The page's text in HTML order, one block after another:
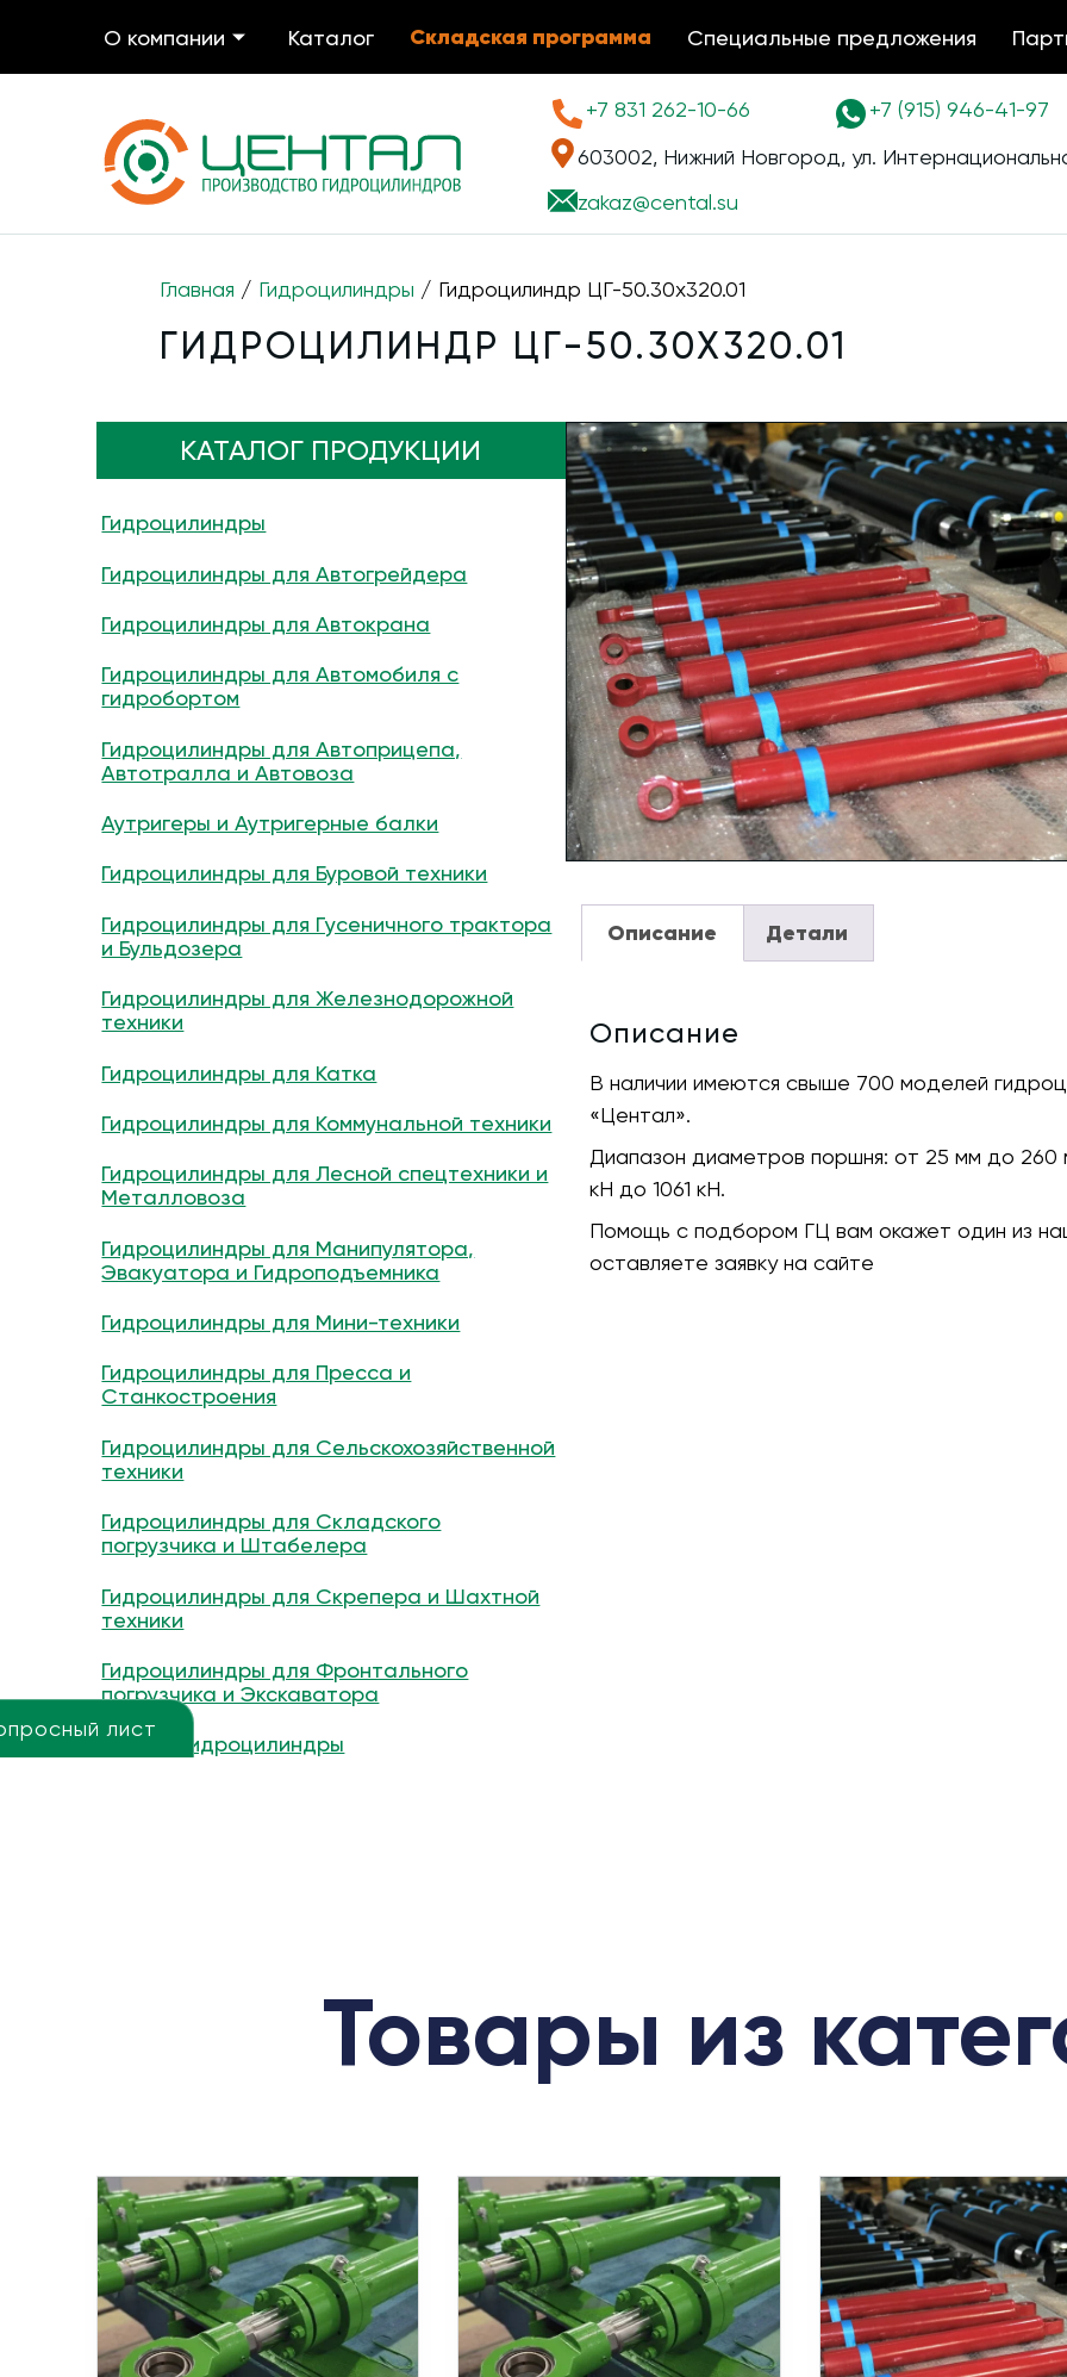
О компании Каталог Складская программа Специальные предложения
+7 831 262-10-66
+7 (915) 946-41-97
603002, Нижний Новгород, ул.
zakaz@cental.su
лист
Главная / Гидроцилиндры / Гидроцилиндр ЦГ-50.30х320.01
ГИДРОЦИЛИНДР ЦГ-50.30Х320.01
КАТАЛОГ ПРОДУКЦИИ
Гидроцилиндры
Гидроцилиндры для Автогрейдера
Гидроцилиндры для Автокрана
Гидроцилиндры для Автомобиля с
гидробортом
Гидроцилиндры для Автоприцепа,
Автотралла и Автовоза
Аутригеры и Аутригерные балки
Гидроцилиндры для Буровой техники
Гидроцилиндры для Гусеничного трактора
и Бульдозера
Гидроцилиндры для Железнодорожной
техники
Гидроцилиндры для Катка
Гидроцилиндры для Коммунальной техники
Гидроцилиндры для Лесной спецтехники и
Металловоза
Гидроцилиндры для Манипулятора,
Эвакуатора и Гидроподъемника
Гидроцилиндры для Мини-техники
Гидроцилиндры для Пресса и
Станкостроения
Гидроцилиндры для Сельскохозяйственной
техники
Гидроцилиндры для Складского
погрузчика и Штабелера
Гидроцилиндры для Скрепера и Шахтной
техники
Гидроцилиндры для Фронтального
погрузчика и Экскаватора
Другие гидроцилиндры
Описание Детали
Описание
В наличии имеются свыше 700 моделей
«Центал».
Диапазон диаметров поршня: от 25 мм до 260
кH до 1061 кН.
Помощь с подбором ГЦ вам окажет один из
оставляете заявку на сайте
Товары из